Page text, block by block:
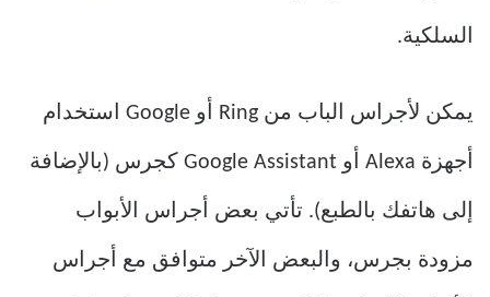
السلكية.
يمكن لأجراس الباب من Ring أو Google استخدام
أجهزة Alexa أو Google Assistant كجرس (بالإضافة
إلى هاتفك بالطبع). تأتي بعض أجراس الأبواب
مزودة بجرس، والبعض الآخر متوافق مع أجراس